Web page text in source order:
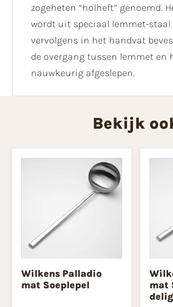
zogeheten “holheft” genoemd.
wordt uit speciaal lemmet-staal
vervolgens in het handvat
de overgang tussen lemmet en
nauwkeurig afgeslepen.
Bekijk
Wilkens Palladio
mat Soeplepel
mat
delig